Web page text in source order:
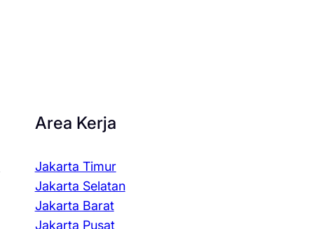
Area Kerja
Jakarta Timur
Jakarta Selatan
Jakarta Barat
Jakarta Pusat